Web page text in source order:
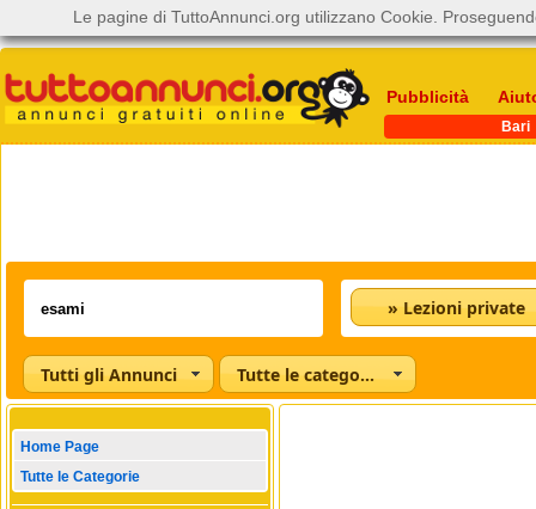
Pubblicità
Bari
» Lezioni private
Tutti gli Annunci Tutte le categorie
Home Page
Tutte le Categorie
Le pagine di TuttoAnnunci.org utilizzano Cookie.